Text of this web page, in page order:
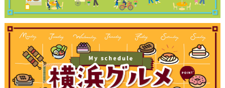
ブログ記事
サイトについて